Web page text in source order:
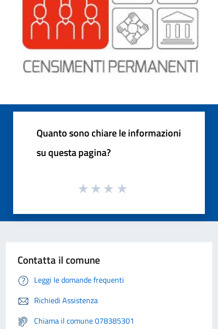
Quanto sono chiare le informazioni
su questa pagina?
Contatta il comune
Leggi le domande frequenti
Richiedi Assistenza
Chiama il comune 078385301